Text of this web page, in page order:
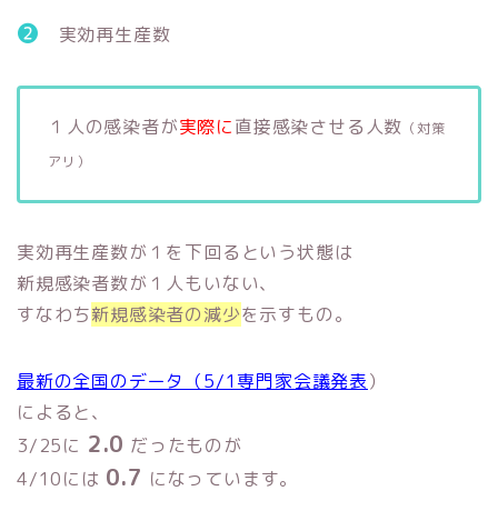
❷ 実効再生産数
１人の感染者が実際に直接感染させる人数 （対策
アリ）
実効再生産数が１を下回るという状態は
新規感染者数が１人もいない、
すなわち新規感染者の減少を示すもの。
最新の全国のデータ（5/1専門家会議発表）
によると、
3/25に 2.0 だったものが
4/10には 0.7 になっています。